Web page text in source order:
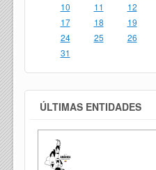
10
11 12
17
18 19
24
25 26
31
ÚLTIMAS ENTIDADES